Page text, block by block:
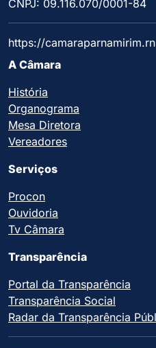
CNPJ: 09.116.070/0001-84
https://
A Câmara
História
Organograma
Mesa Diretora
Vereadores
Serviços
Procon
Ouvidoria
Tv Câmara
Transparência
Portal da Transparência
Transparência Social
Radar da Transparência